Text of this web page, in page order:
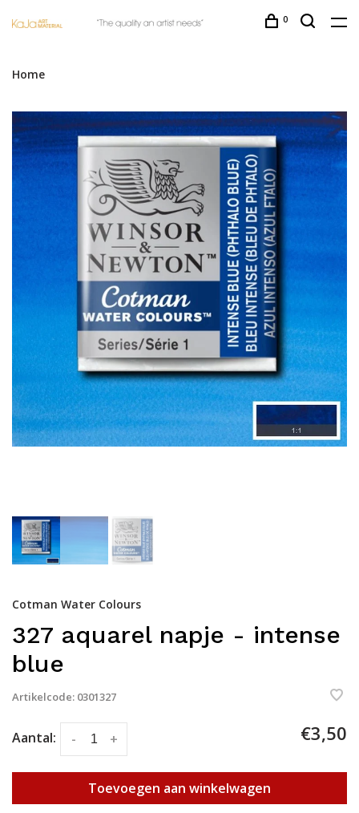
0
Home
Cotman Water Colours
327 aquarel napje - intense
blue
Artikelcode: 0301327
Aantal: +
- €3,50
Toevoegen aan winkelwagen